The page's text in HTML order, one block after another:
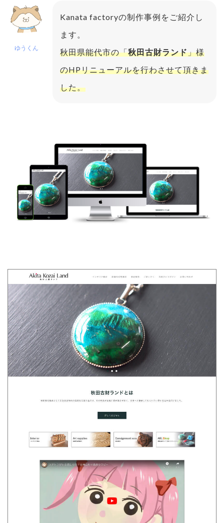
ゆうくん
Kanata factoryの制作事例をご紹介し
ます。
秋田県能代市の「秋田古財ランド」様
のHPリニューアルを行わさせて頂きま
した。